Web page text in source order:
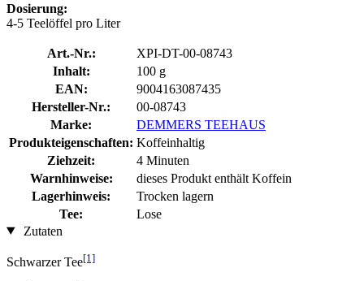
Dosierung:
4-5 Teelöffel pro Liter
Art.-Nr.:
XPI-DT-00-08743
Inhalt:
100 g
EAN:
9004163087435
Hersteller-Nr.:
00-08743
Marke:
DEMMERS TEEHAUS
Produkteigenschaften: Koffeinhaltig
Ziehzeit:
4 Minuten
Warnhinweise:
dieses Produkt enthält Koffein
Lagerhinweis:
Trocken lagern
Tee:
Lose
Zutaten
Schwarzer Tee[1]